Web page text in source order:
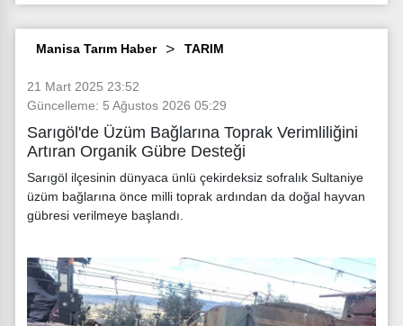
Manisa Tarım Haber TARIM
21 Mart 2025 23:52
Güncelleme: 5 Ağustos 2026 05:29
Sarıgöl'de Üzüm Bağlarına Toprak Verimliliğini
Artıran Organik Gübre Desteği
Sarıgöl ilçesinin dünyaca ünlü çekirdeksiz sofralık Sultaniye
üzüm bağlarına önce milli toprak ardından da doğal hayvan
gübresi verilmeye başlandı.